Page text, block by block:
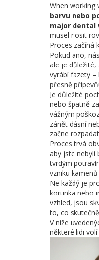
When working
barvu nebo
major dental
musel nosit
Proces začíná
Pokud ano,
ale je důležité,
vyrábí fazety –
přesně
Je důležité
nebo špatně
vážným
zánět dásní
začne
Proces trvá
aby jste nebyli
tvrdým
vzniku
Ne každý je
korunka nebo
vzhled, jsou
to, co
V níže
některé lidi